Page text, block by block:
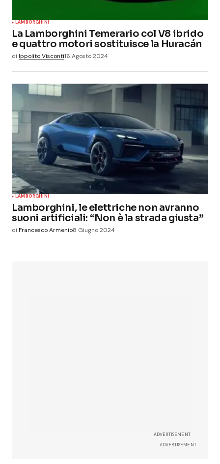
LAMBORGHINI
La Lamborghini Temerario col V8 ibrido
e quattro motori sostituisce la Huracán
di Ippolito Visconti16 Agosto 2024
LAMBORGHINI
Lamborghini, le elettriche non avranno
suoni artificiali: “Non è la strada giusta”
di Francesco Armenio8 Giugno 2024
ADVERTISEMENT
ADVERTISEMENT